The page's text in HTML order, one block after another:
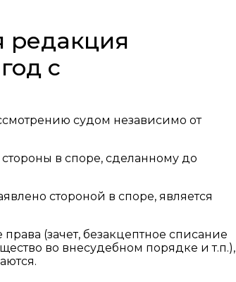
редакция
с
судом независимо от
в споре, сделанному до
стороной в споре, является
(зачет, безакцептное списание
во внесудебном порядке и т.п.),